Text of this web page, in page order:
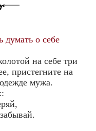
думать о себе
на себе три
пристегните на
мужа.